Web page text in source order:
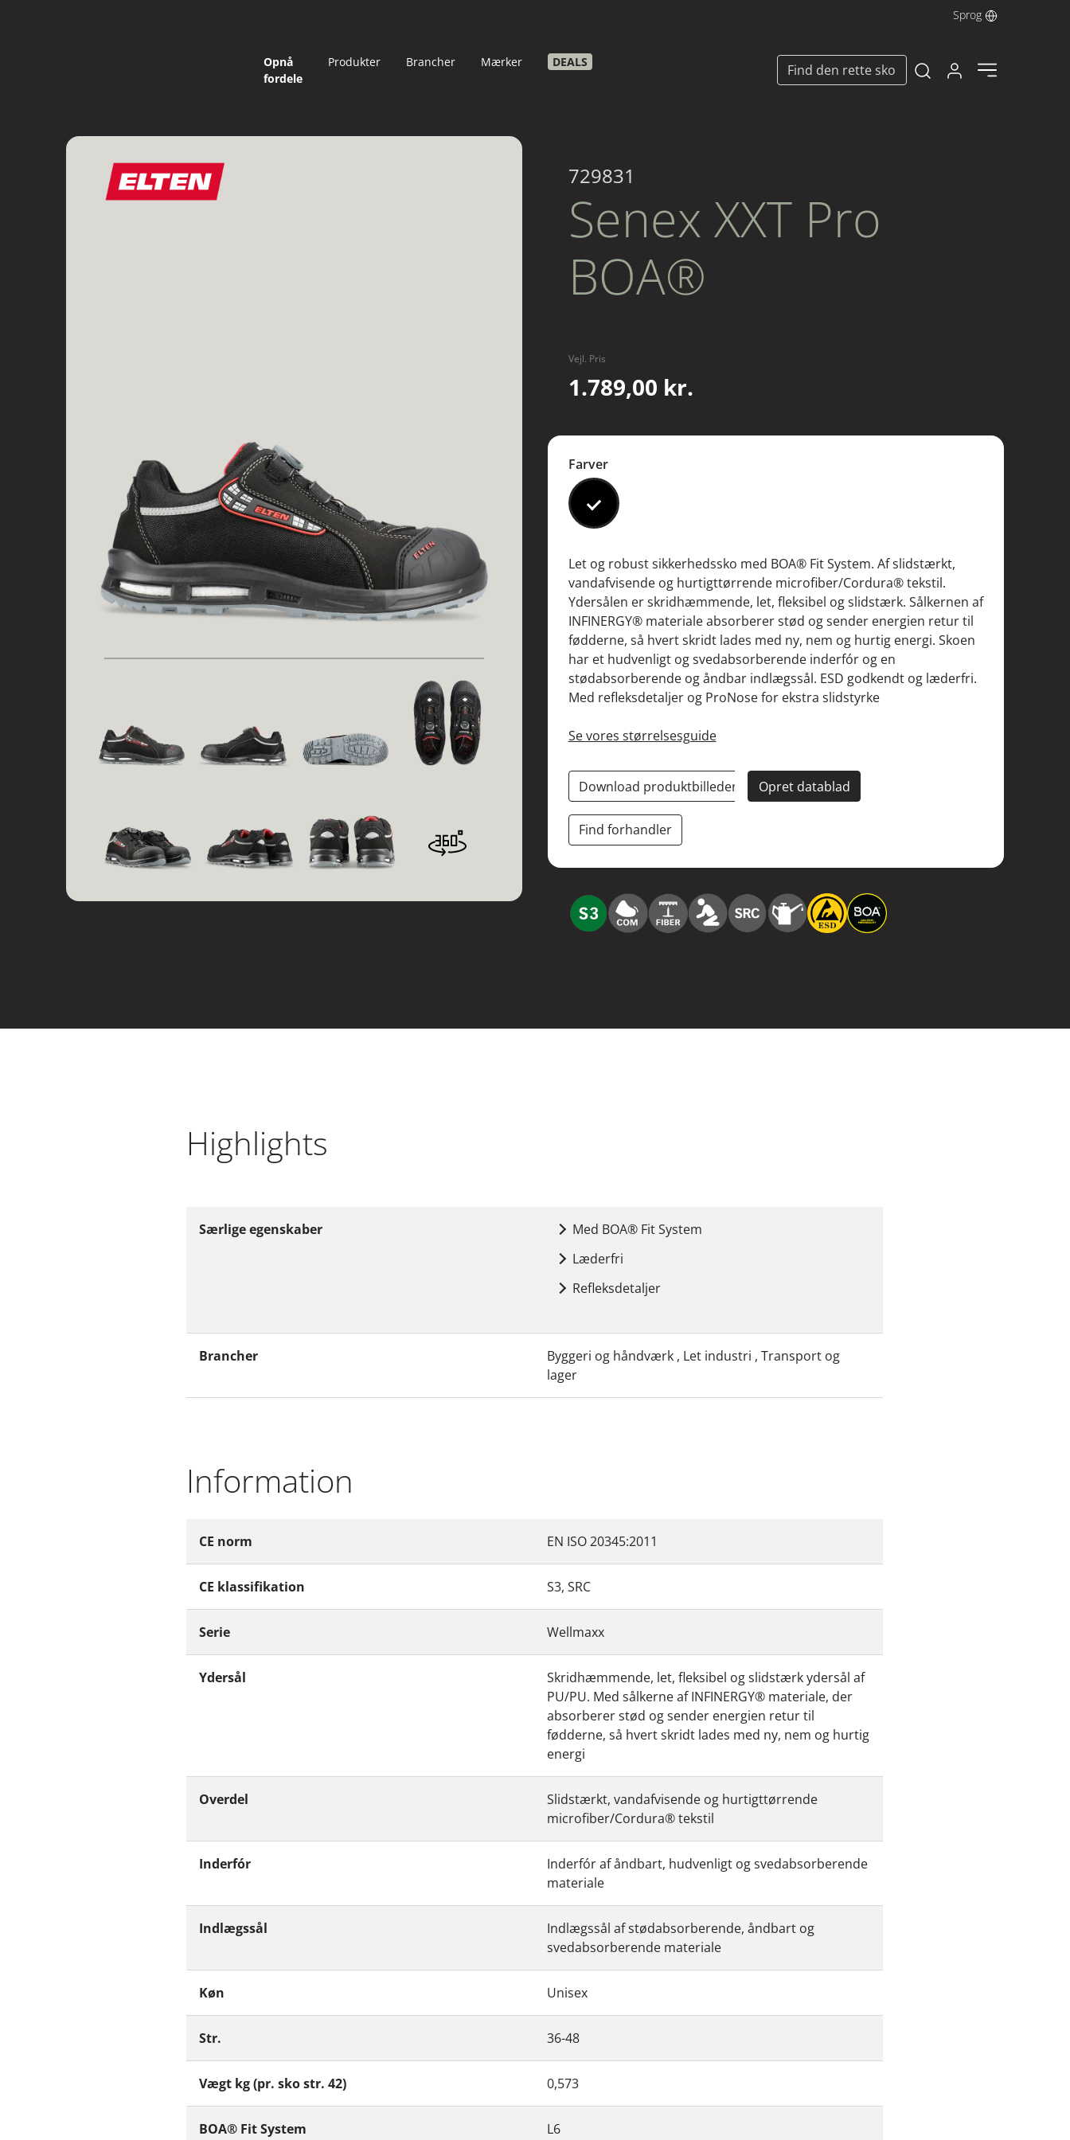
Sprog
Opnå
fordele
Produkter Brancher Mærker DEALS
Find den rette sko
Log ind her
729831
Senex XXT Pro
BOA®
Vejl. Pris
1.789,00 kr.
Farver
#000000
Let og robust sikkerhedssko med BOA® Fit System. Af slidstærkt,
vandafvisende og hurtigttørrende microfiber/Cordura® tekstil.
Ydersålen er skridhæmmende, let, fleksibel og slidstærk. Sålkernen af
INFINERGY® materiale absorberer stød og sender energien retur til
fødderne, så hvert skridt lades med ny, nem og hurtig energi. Skoen
har et hudvenligt og svedabsorberende inderfór og en
stødabsorberende og åndbar indlægssål. ESD godkendt og læderfri.
Med refleksdetaljer og ProNose for ekstra slidstyrke
Se vores størrelsesguide
Download produktbilleder Opret datablad
Find forhandler
Highlights
Særlige egenskaber
Med BOA® Fit System
Læderfri
Refleksdetaljer
Brancher
Byggeri og håndværk , Let industri , Transport og
lager
Information
CE norm EN ISO 20345:2011
CE klassifikation S3, SRC
Serie Wellmaxx
Ydersål
Skridhæmmende, let, fleksibel og slidstærk ydersål af
PU/PU. Med sålkerne af INFINERGY® materiale, der
absorberer stød og sender energien retur til
fødderne, så hvert skridt lades med ny, nem og hurtig
energi
Overdel
Slidstærkt, vandafvisende og hurtigttørrende
microfiber/Cordura® tekstil
Inderfór
Inderfór af åndbart, hudvenligt og svedabsorberende
materiale
Indlægssål
Indlægssål af stødabsorberende, åndbart og
svedabsorberende materiale
Køn Unisex
Str. 36-48
Vægt kg (pr. sko str. 42) 0,573
BOA® Fit System L6